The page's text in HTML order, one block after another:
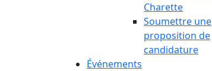
Charette
Soumettre une
proposition de
candidature
Événements